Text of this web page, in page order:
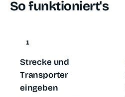
So funktioniert's
1
Strecke und
Transporter
eingeben